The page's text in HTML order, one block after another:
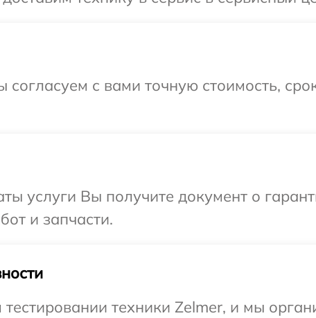
с вами точную стоимость,
услуги Вы получите документ о
и запчасти.
техники Zelmer, и мы